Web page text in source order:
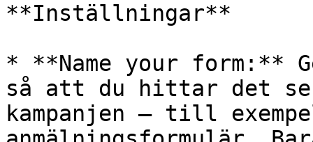
**Inställningar**
* **Name your form:**
så att du hittar det
kampanjen — till